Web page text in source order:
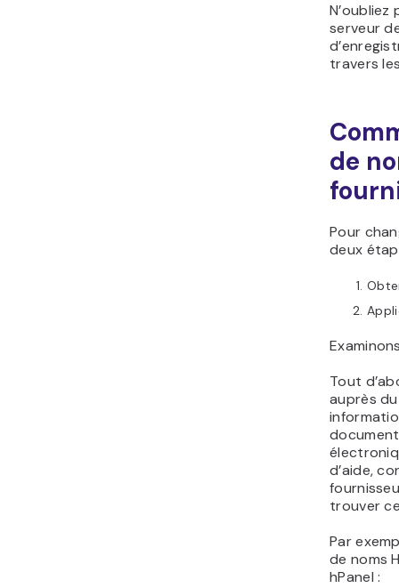
serveur
travers
de
Pour
deux
Tout
auprès
d’aide,
trouver
Par
de noms
hPanel :